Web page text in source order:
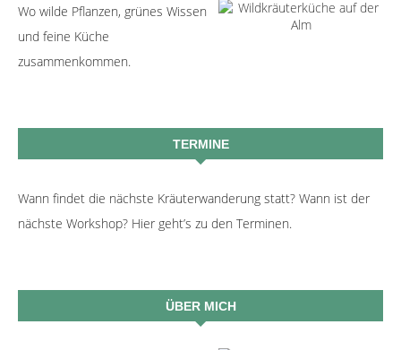
Wo wilde Pflanzen, grünes Wissen
und feine Küche
zusammenkommen.
TERMINE
Wann findet die nächste Kräuterwanderung statt? Wann ist der
nächste Workshop? Hier geht’s zu den Terminen.
ÜBER MICH